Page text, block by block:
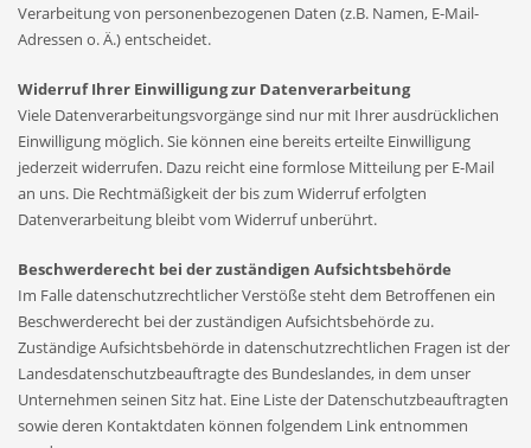
Verarbeitung von personenbezogenen Daten (z.B. Namen, E-Mail-
Adressen o. Ä.) entscheidet.
Widerruf Ihrer Einwilligung zur Datenverarbeitung
Viele Datenverarbeitungsvorgänge sind nur mit Ihrer ausdrücklichen
Einwilligung möglich. Sie können eine bereits erteilte Einwilligung
jederzeit widerrufen. Dazu reicht eine formlose Mitteilung per E-Mail
an uns. Die Rechtmäßigkeit der bis zum Widerruf erfolgten
Datenverarbeitung bleibt vom Widerruf unberührt.
Beschwerderecht bei der zuständigen Aufsichtsbehörde
Im Falle datenschutzrechtlicher Verstöße steht dem Betroffenen ein
Beschwerderecht bei der zuständigen Aufsichtsbehörde zu.
Zuständige Aufsichtsbehörde in datenschutzrechtlichen Fragen ist der
Landesdatenschutzbeauftragte des Bundeslandes, in dem unser
Unternehmen seinen Sitz hat. Eine Liste der Datenschutzbeauftragten
sowie deren Kontaktdaten können folgendem Link entnommen